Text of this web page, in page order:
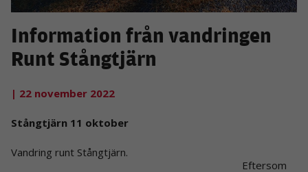
Information från vandringen
Runt Stångtjärn
| 22 november 2022
Stångtjärn 11 oktober
Vandring runt Stångtjärn.
Eftersom